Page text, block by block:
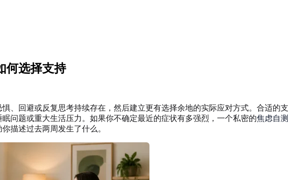
何选择支持
、回避或反复思考持续存在，然后建立更有选择余地的实际应对方式。合适的
问题或重大生活压力。如果你不确定最近的症状有多强烈，一个私密的焦虑自测
描述过去两周发生了什么。